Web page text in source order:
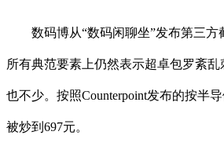
数码博从“数码闲聊坐”发布第三方截
所有典范要素上仍然表示超卓包罗紊
也不少。按照Counterpoint发布的按半
被炒到697元。